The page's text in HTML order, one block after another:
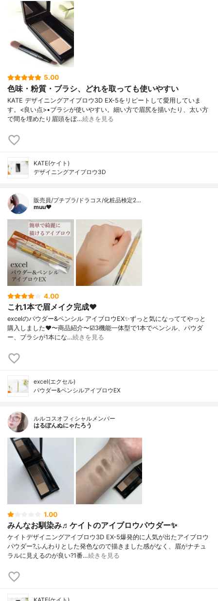
5.00
色味・粉質・ブラシ、どれを取っても使いやすい
KATE デザイニングアイブロウ3D EX-5をリピートして愛用していま
す。<良い点>•ブラシが使いやすい。細い方で眉尻を描いたり、太い方
で間を埋めたり眉頭をぼ…続きを見る
KATE(ケイト)
デザイニングアイブロウ3D
販売員/プチプラ/ドラコス/化粧品検定2…
muu❤︎
4.00
これ1本で眉メイク完成❤️
excelのパウダー&ペンシル アイブロウEX✨ずっと気になっててやっと
購入しました❤️〜商品紹介〜☑️3機能一体型で1本でペンシル、パウダ
ー、ブラシが1本にな…続きを見る
excel(エクセル)
パウダー&ペンシルアイブロウEX
ルルコスオフィシャルメンバー
はるぽんぬにゃたろう
1.00
みんなお馴染み♬ケイトのアイブロウパウダー✨
ケイトデザイニングアイブロウ3D EX-5爆発的に人気が出たアイブロウ
パウダー?ふんわりとした発色なので描きました感がなく、眉がナチュ
ラルに見えるのが良い?1番…続きを見る